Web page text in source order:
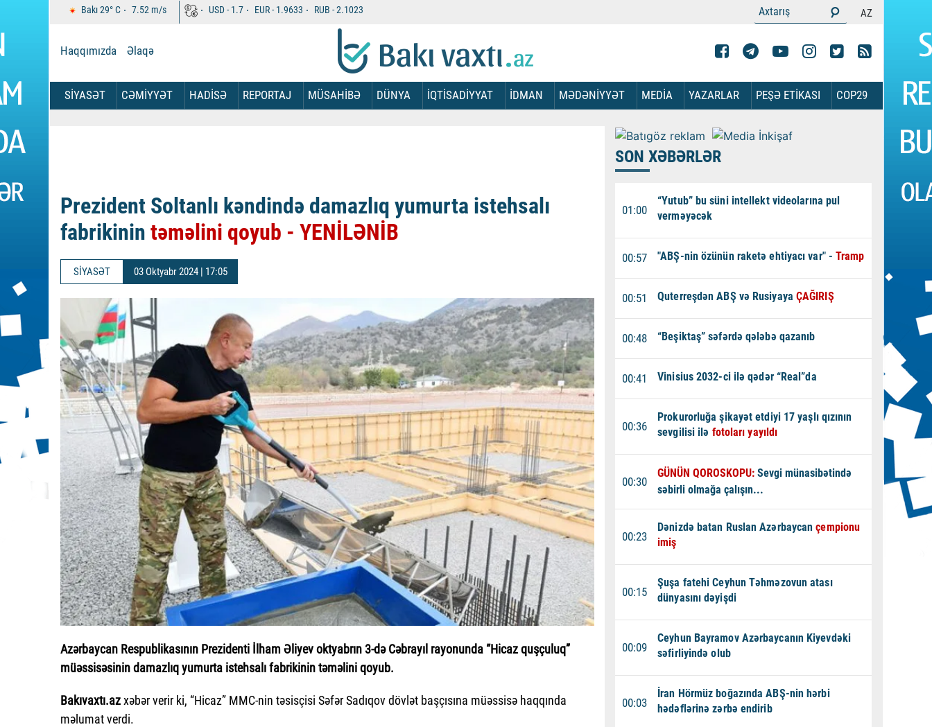
Bakı29°C 7.52 m/s USD -1.7 EUR -1.9633 RUB -2.1023 AZ
Haqqımızda Əlaqə
SİYASƏT CƏMİYYƏT HADİSƏ REPORTAJ MÜSAHİBƏ DÜNYA İQTİSADİYYAT İDMAN MƏDƏNİYYƏT MEDİA YAZARLAR PEŞƏ ETİKASI COP29
Prezident Soltanlı kəndində damazlıq yumurta istehsalı
fabrikinin təməlini qoyub - YENİLƏNİB
SİYASƏT 03 Oktyabr 2024 | 17:05
Azərbaycan Respublikasının Prezidenti İlham Əliyev oktyabrın 3-də Cəbrayıl rayonunda “Hicaz quşçuluq”
müəssisəsinin damazlıq yumurta istehsalı fabrikinin təməlini qoyub.
Bakıvaxtı.azxəbər verir ki, “Hicaz” MMC-nin təsisçisi Səfər Sadıqov dövlət başçısına müəssisə haqqında
məlumat verdi.
SON XƏBƏRLƏR
01:00
“Yutub” bu süni intellekt videolarına pul
verməyəcək
00:57 "ABŞ-nin özünün raketə ehtiyacı var" -Tramp
00:51 Quterreşdən ABŞ və Rusiyaya ÇAĞIRIŞ
00:48 “Beşiktaş” səfərdə qələbə qazanıb
00:41 Vinisius 2032-ci ilə qədər “Real”da
00:36
Prokurorluğa şikayət etdiyi 17 yaşlı qızının
sevgilisi ilə fotoları yayıldı
00:30
GÜNÜN QOROSKOPU:Sevgi münasibətində
səbirli olmağa çalışın...
00:23
Dənizdə batan Ruslan Azərbaycançempionu
imiş
00:15
Şuşa fatehi Ceyhun Təhməzovun atası
dünyasını dəyişdi
00:09
Ceyhun Bayramov Azərbaycanın Kiyevdəki
səfirliyində olub
00:03
İran Hörmüz boğazında ABŞ-nin hərbi
hədəflərinə zərbə endirib